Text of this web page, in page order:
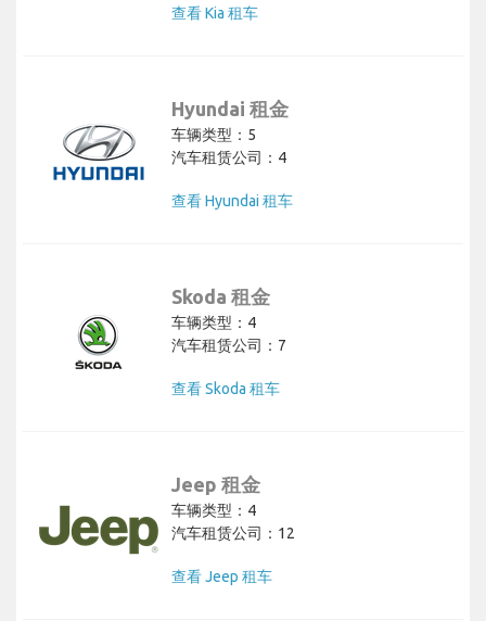
查看 Kia 租车
Hyundai 租金
车辆类型：5
汽车租赁公司：4
查看 Hyundai 租车
Skoda 租金
车辆类型：4
汽车租赁公司：7
查看 Skoda 租车
Jeep 租金
车辆类型：4
汽车租赁公司：12
查看 Jeep 租车